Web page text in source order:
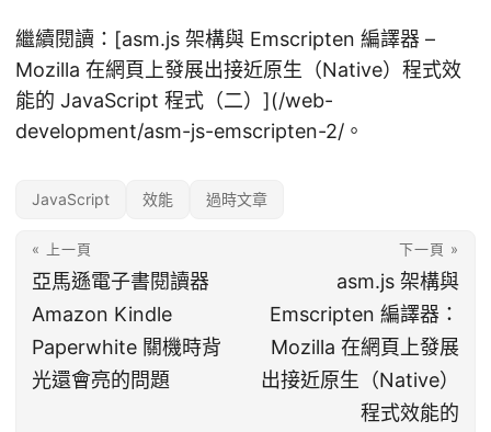
繼續閱讀：[asm.js 架構與 Emscripten 編譯器 –
Mozilla 在網頁上發展出接近原生（Native）程式效
能的 JavaScript 程式（二）](/web-
development/asm-js-emscripten-2/。
JavaScript 效能 過時文章
« 上一頁
亞馬遜電子書閱讀器
Amazon Kindle
Paperwhite 關機時背
光還會亮的問題
下一頁 »
asm.js 架構與
Emscripten 編譯器：
Mozilla 在網頁上發展
出接近原生（Native）
程式效能的